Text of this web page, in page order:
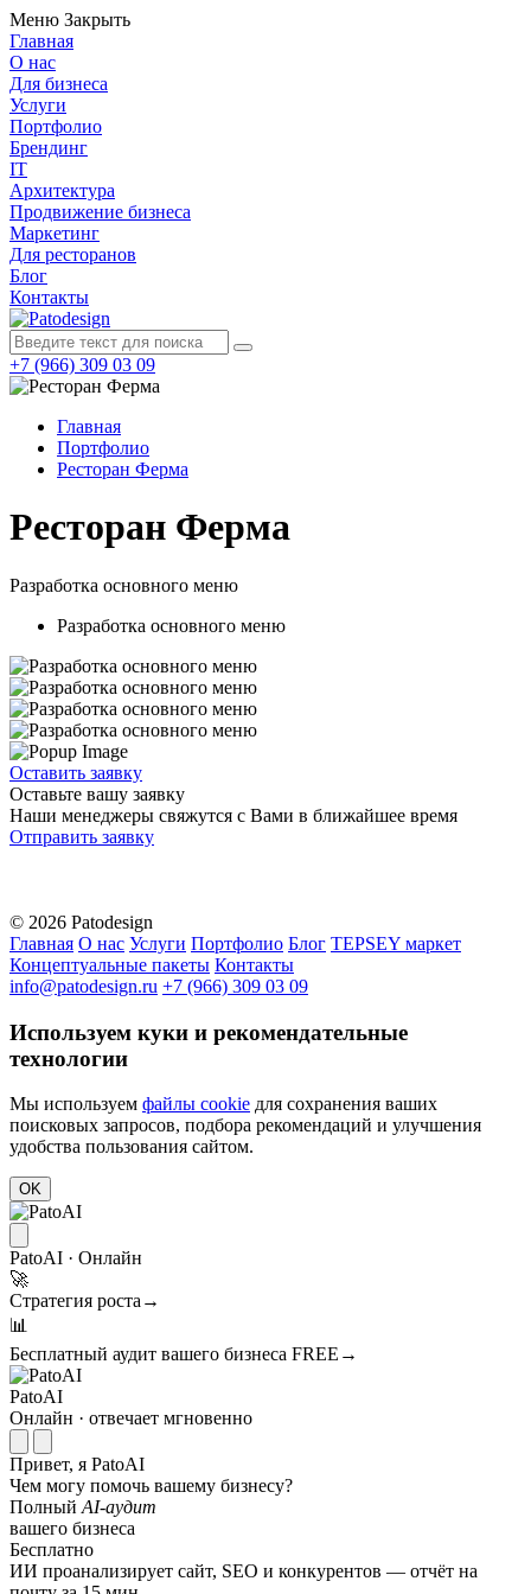
Меню Закрыть
Главная
О нас
Для бизнеса
Услуги
Портфолио
Брендинг
IT
Архитектура
Продвижение бизнеса
Маркетинг
Для ресторанов
Блог
Контакты
+7 (966) 309 03 09
Главная
Портфолио
Ресторан Ферма
Ресторан Ферма
Разработка основного меню
Разработка основного меню
Оставить заявку
Оставьте вашу заявку
Наши менеджеры свяжутся с Вами в ближайшее время
Отправить заявку
© 2026 Patodesign
Главная О нас Услуги Портфолио Блог TEPSEY маркет
Концептуальные пакеты Контакты
info@patodesign.ru +7 (966) 309 03 09
Используем куки и рекомендательные
технологии
Мы используем файлы cookie для сохранения ваших
поисковых запросов, подбора рекомендаций и улучшения
удобства пользования сайтом.
OK
PatoAI · Онлайн
🚀
Стратегия роста →
📊
Бесплатный аудит вашего бизнеса FREE →
PatoAI
Онлайн · отвечает мгновенно
Привет, я PatoAI
Чем могу помочь вашему бизнесу?
Полный AI-аудит
вашего бизнеса
Бесплатно
ИИ проанализирует сайт, SEO и конкурентов — отчёт на